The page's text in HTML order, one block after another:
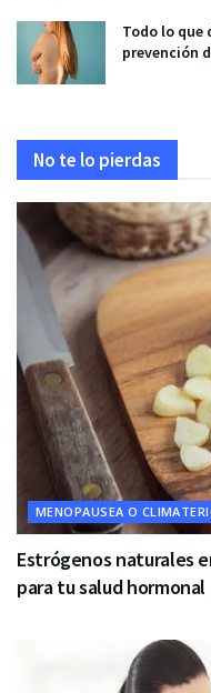
Todo lo que
prevención
No te lo pierdas
MENOPAUSEA O
Estrógenos naturales
para tu salud hormonal